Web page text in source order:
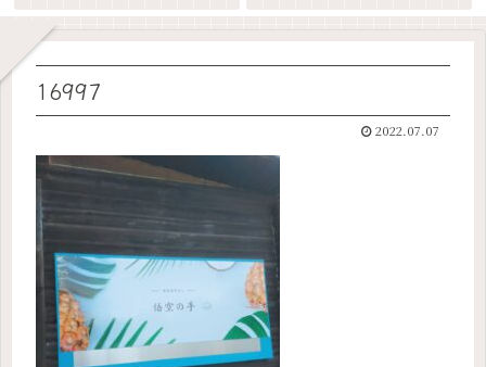
16997
2022.07.07